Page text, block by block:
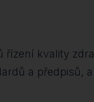
kvality
a předpisů,